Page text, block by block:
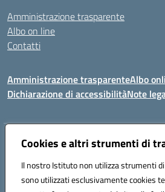
Cookies e altri strumenti di
Il nostro Istituto non utilizza strumenti
sono utilizzati esclusivamente cookies
Amministrazione trasparente
Albo on line
Contatti
Amministrazione trasparenteAlbo
Dichiarazione di accessibilitàNote
Indirizzo:Via Tirso, 07011 Bono (SS)
Posta elettronica certificata (PEC):
Codice fiscale: 81000530907